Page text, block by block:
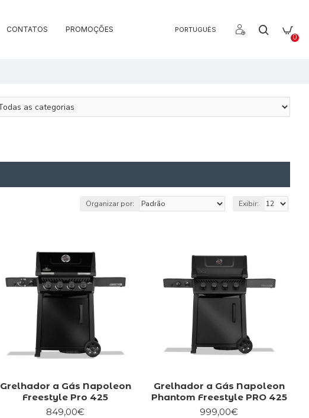
CONTATOS PROMOÇÕES PORTUGUÊS
0
Organizar por: Exibir:
Grelhador a Gás Napoleon
Freestyle Pro 425
849,00€
Grelhador a Gás Napoleon
Phantom Freestyle PRO 425
999,00€